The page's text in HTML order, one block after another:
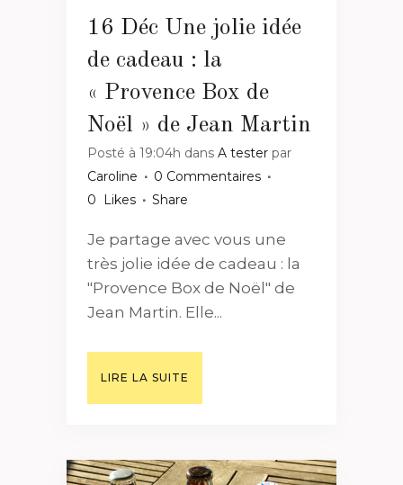
16 Déc Une jolie idée
de cadeau : la
« Provence Box de
Noël » de Jean Martin
Posté à 19:04h dans A tester par
Caroline
0 Commentaires
0
Likes Share
Je partage avec vous une
très jolie idée de cadeau : la
"Provence Box de Noël" de
Jean Martin. Elle...
LIRE LA SUITE